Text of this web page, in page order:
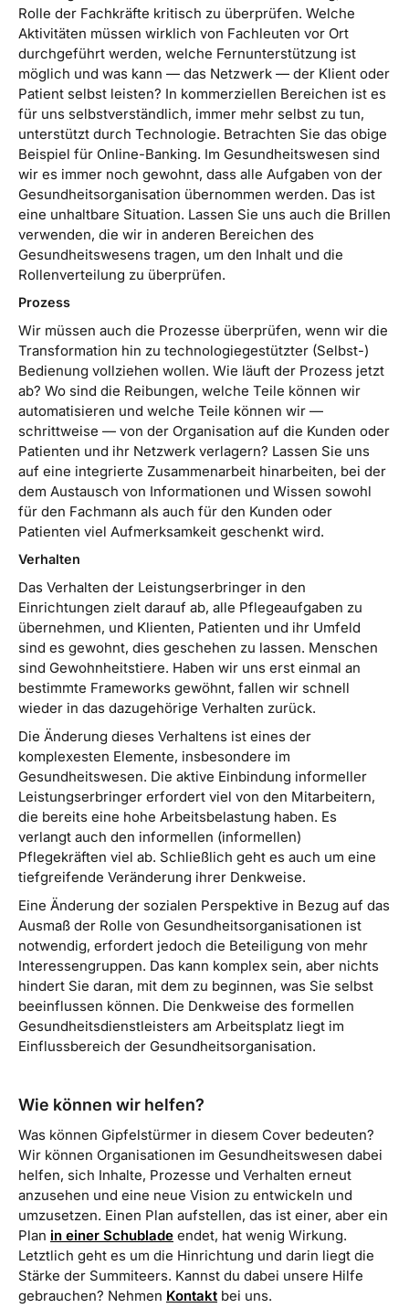
Rolle der Fachkräfte kritisch zu überprüfen. Welche
Aktivitäten müssen wirklich von Fachleuten vor Ort
durchgeführt werden, welche Fernunterstützung ist
möglich und was kann — das Netzwerk — der Klient oder
Patient selbst leisten? In kommerziellen Bereichen ist es
für uns selbstverständlich, immer mehr selbst zu tun,
unterstützt durch Technologie. Betrachten Sie das obige
Beispiel für Online-Banking. Im Gesundheitswesen sind
wir es immer noch gewohnt, dass alle Aufgaben von der
Gesundheitsorganisation übernommen werden. Das ist
eine unhaltbare Situation. Lassen Sie uns auch die Brillen
verwenden, die wir in anderen Bereichen des
Gesundheitswesens tragen, um den Inhalt und die
Rollenverteilung zu überprüfen.
Prozess
Wir müssen auch die Prozesse überprüfen, wenn wir die
Transformation hin zu technologiegestützter (Selbst-)
Bedienung vollziehen wollen. Wie läuft der Prozess jetzt
ab? Wo sind die Reibungen, welche Teile können wir
automatisieren und welche Teile können wir —
schrittweise — von der Organisation auf die Kunden oder
Patienten und ihr Netzwerk verlagern? Lassen Sie uns
auf eine integrierte Zusammenarbeit hinarbeiten, bei der
dem Austausch von Informationen und Wissen sowohl
für den Fachmann als auch für den Kunden oder
Patienten viel Aufmerksamkeit geschenkt wird.
Verhalten
Das Verhalten der Leistungserbringer in den
Einrichtungen zielt darauf ab, alle Pflegeaufgaben zu
übernehmen, und Klienten, Patienten und ihr Umfeld
sind es gewohnt, dies geschehen zu lassen. Menschen
sind Gewohnheitstiere. Haben wir uns erst einmal an
bestimmte Frameworks gewöhnt, fallen wir schnell
wieder in das dazugehörige Verhalten zurück.
Die Änderung dieses Verhaltens ist eines der
komplexesten Elemente, insbesondere im
Gesundheitswesen. Die aktive Einbindung informeller
Leistungserbringer erfordert viel von den Mitarbeitern,
die bereits eine hohe Arbeitsbelastung haben. Es
verlangt auch den informellen (informellen)
Pflegekräften viel ab. Schließlich geht es auch um eine
tiefgreifende Veränderung ihrer Denkweise.
Eine Änderung der sozialen Perspektive in Bezug auf das
Ausmaß der Rolle von Gesundheitsorganisationen ist
notwendig, erfordert jedoch die Beteiligung von mehr
Interessengruppen. Das kann komplex sein, aber nichts
hindert Sie daran, mit dem zu beginnen, was Sie selbst
beeinflussen können. Die Denkweise des formellen
Gesundheitsdienstleisters am Arbeitsplatz liegt im
Einflussbereich der Gesundheitsorganisation.
Wie können wir helfen?
Was können Gipfelstürmer in diesem Cover bedeuten?
Wir können Organisationen im Gesundheitswesen dabei
helfen, sich Inhalte, Prozesse und Verhalten erneut
anzusehen und eine neue Vision zu entwickeln und
umzusetzen. Einen Plan aufstellen, das ist einer, aber ein
Plan in einer Schublade endet, hat wenig Wirkung.
Letztlich geht es um die Hinrichtung und darin liegt die
Stärke der Summiteers. Kannst du dabei unsere Hilfe
gebrauchen? Nehmen Kontakt bei uns.